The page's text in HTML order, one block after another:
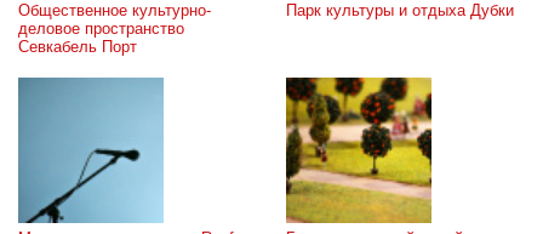
Общественное культурно-
деловое пространство
Севкабель Порт
Парк культуры и отдыха Дубки